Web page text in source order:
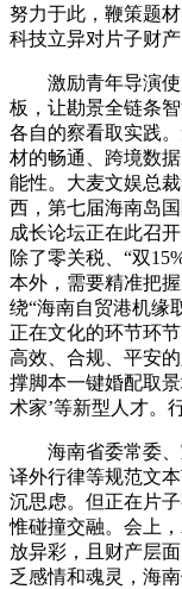
努力于此，鞭策题
科技立异对片子财
激励青年导演使
板，让勘景全链条
各自的察看取实践
材的畅通、跨境数
能性。大麦文娱总
西，第七届海南岛
成长论坛正在此召
除了零关税、“双
本外，需要精准把
绕“海南自贸港机缘
正在文化的环节环
高效、合规、平安
撑脚本一键婚配取
术家’等新型人才。
海南省委常委、
译外行律等规范文
沉思虑。但正在片
惟碰撞交融。会上
放异彩，且财产层
乏感情和魂灵，海